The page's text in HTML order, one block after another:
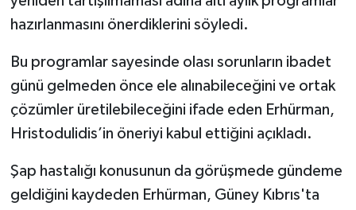
hazırlanmasını önerdiklerini söyledi.
Bu programlar sayesinde olası sorunların ibadet
günü gelmeden önce ele alınabileceğini ve ortak
çözümler üretilebileceğini ifade eden Erhürman,
Hristodulidis’in öneriyi kabul ettiğini açıkladı.
Şap hastalığı konusunun da görüşmede gündeme
geldiğini kaydeden Erhürman, Güney Kıbrıs'ta